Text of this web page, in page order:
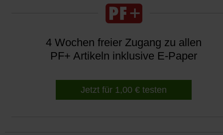
4 Wochen freier Zugang zu allen
PF+ Artikeln inklusive E-Paper
Jetzt für 1,00 € testen